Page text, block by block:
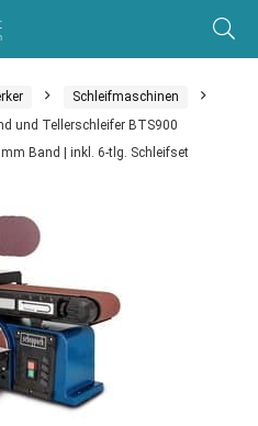
Schleifmaschinen
und Tellerschleifer BTS900
Band | inkl. 6-tlg. Schleifset